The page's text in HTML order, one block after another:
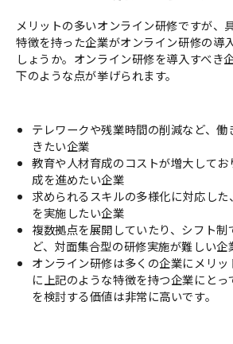
メリットの多いオンライン研修ですが、
特徴を持った企業がオンライン研修の導
しょうか。オンライン研修を導入すべき
下のような点が挙げられます。
テレワークや残業時間の削減など、働
きたい企業
教育や人材育成のコストが増大してお
成を進めたい企業
求められるスキルの多様化に対応し
を実施したい企業
複数拠点を展開していたり、シフト制
ど、対面集合型の研修実施が難しい企
オンライン研修は多くの企業にメリ
に上記のような特徴を持つ企業にとっ
を検討する価値は非常に高いです。